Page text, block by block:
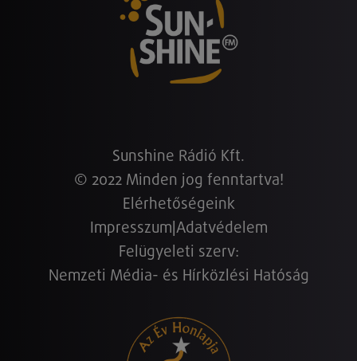
Sunshine Rádió Kft.
© 2022 Minden jog fenntartva!
Elérhetőségeink
Impresszum Adatvédelem
Felügyeleti szerv:
Nemzeti Média- és Hírközlési Hatóság